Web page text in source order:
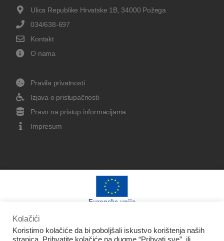
Ulica Republike Hrvatske 1B, 34000 Požega
034/638-697
Kontakt
O nama
Pravila privatnosti
Izjava o pristupačnosti
Pravo na pristup informacijama
Impresum
Europska unija
Kolačići
Koristimo kolačiće da bi poboljšali iskustvo korištenja naših